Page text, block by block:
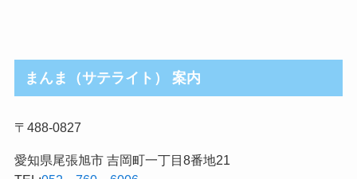
まんま（サテライト） 案内
〒488-0827
愛知県尾張旭市 吉岡町一丁目8番地21